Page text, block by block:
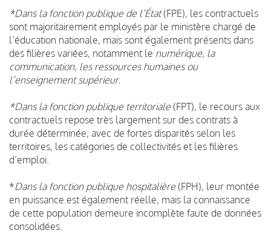
*Dans la fonction publique de l’État(FPE), les contractuels
sont majoritairement employés par le ministère chargé de
l’éducation nationale, mais sont également présents dans
des filières variées, notamment le numérique, la
communication, les ressources humaines ou
l’enseignement supérieur.
*Dans la fonction publique territoriale (FPT), le recours aux
contractuels repose très largement sur des contrats à
durée déterminée, avec de fortes disparités selon les
territoires, les catégories de collectivités et les filières
d’emploi.
*Dans la fonction publique hospitalière (FPH), leur montée
en puissance est également réelle, mais la connaissance
de cette population demeure incomplète faute de données
consolidées.